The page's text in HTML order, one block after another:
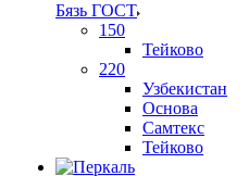
Бязь ГОСТ
150
Тейково
220
Узбекистан
Основа
Самтекс
Тейково